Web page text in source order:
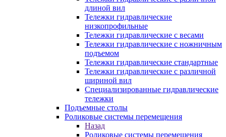
длиной вил
Тележки гидравлические
низкопрофильные
Тележки гидравлические с весами
Тележки гидравлические с ножничным
подъемом
Тележки гидравлические стандартные
Тележки гидравлические с различной
шириной вил
Специализированные гидравлические
тележки
Подъемные столы
Роликовые системы перемещения
Назад
Роликовые системы перемещения